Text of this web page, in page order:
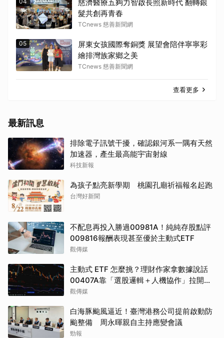
慈濟醫療五夠力智啟長照新時代 翻轉銀
髮共創再青春
TCnews 慈善新聞網
05
屏東女孩國際奪銅獎 展望會陪伴寧寧彩
繪排灣族家鄉之美
TCnews 慈善新聞網
查看更多
最新訊息
排除電子訊號干擾，確認銀河系一隅有天然
加速器，產生最高能宇宙射線
科技新報
為孩子點亮新學期 桃園孔廟祈福報名起跑
台灣好新聞
不配息再投入勝過00981A！純純存股點評
009816報酬表現甚至優於主動式ETF
觀傳媒
主動式 ETF 怎麼挑？理財作家拿數據說話
00407A靠「選股邏輯＋人機協作」拉開與
同類的差距
觀傳媒
白海豚颱風逼近！臺灣港務公司提前啟動防
颱整備 周永暉親自主持應變會議
勁報